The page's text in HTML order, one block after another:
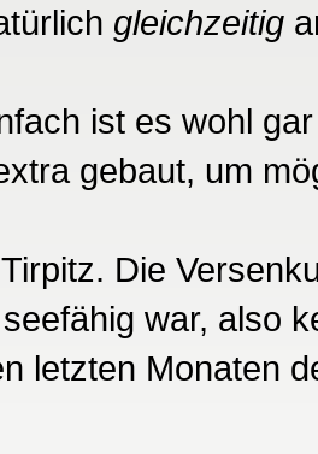
gleichzeitig
ist es wohl
gebaut, um
Die
war, also
letzten Monaten